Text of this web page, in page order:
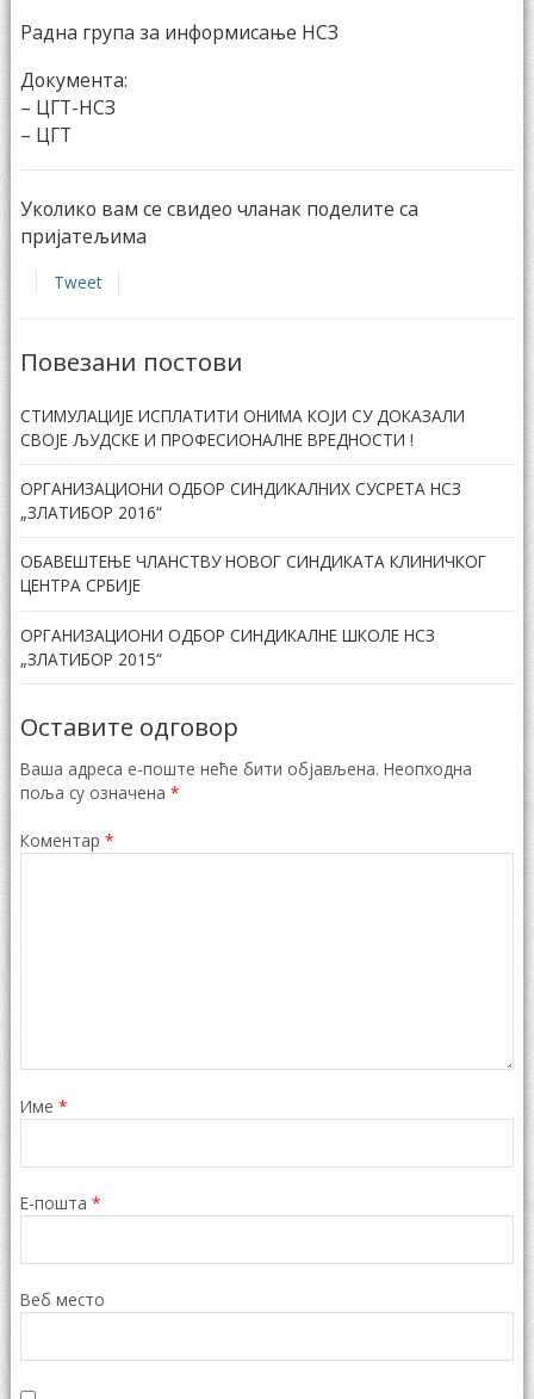
Радна група за информисање НСЗ
Документа:
– ЦГТ-НСЗ
– ЦГТ
Уколико вам се свидео чланак поделите са
пријатељима
Tweet
Повезани постови
СТИМУЛАЦИЈЕ ИСПЛАТИТИ ОНИМА КОЈИ СУ ДОКАЗАЛИ
СВОЈЕ ЉУДСКЕ И ПРОФЕСИОНАЛНЕ ВРЕДНОСТИ !
ОРГАНИЗАЦИОНИ ОДБОР СИНДИКАЛНИХ СУСРЕТА НСЗ
„ЗЛАТИБОР 2016“
ОБАВЕШТЕЊЕ ЧЛАНСТВУ НОВОГ СИНДИКАТА КЛИНИЧКОГ
ЦЕНТРА СРБИЈЕ
ОРГАНИЗАЦИОНИ ОДБОР СИНДИКАЛНЕ ШКОЛЕ НСЗ
„ЗЛАТИБОР 2015“
Оставите одговор
Ваша адреса е-поште неће бити објављена. Неопходна
поља су означена *
Коментар *
Име *
Е-пошта *
Веб место